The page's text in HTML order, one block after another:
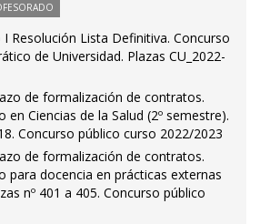
Resolución Lista Definitiva. Concurso
de Universidad. Plazas CU_2022-
de formalización de contratos.
en Ciencias de la Salud (2º semestre).
Concurso público curso 2022/2023
de formalización de contratos.
para docencia en prácticas externas
nº 401 a 405. Concurso público